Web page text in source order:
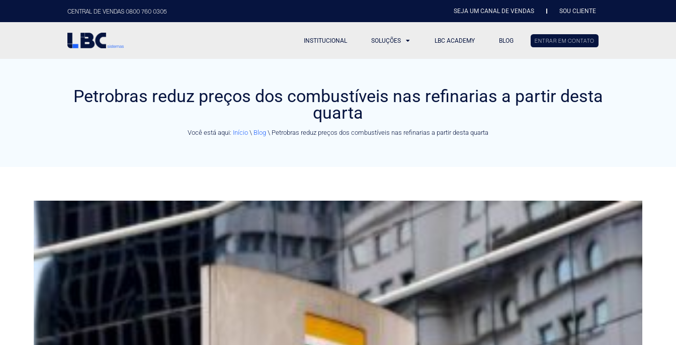
CENTRAL DE VENDAS 0800 760 0305 SEJA UM CANAL DE VENDAS SOU CLIENTE
INSTITUCIONAL SOLUÇÕES LBC ACADEMY BLOG ENTRAR EM CONTATO
Petrobras reduz preços dos combustíveis nas refinarias a partir desta
quarta
Você está aqui: Início \ Blog \ Petrobras reduz preços dos combustíveis nas refinarias a partir desta quarta